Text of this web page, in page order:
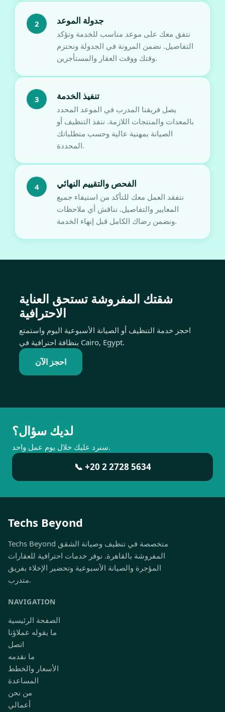
2 جدولة الموعد
نتفق معك على موعد مناسب للخدمة ونؤكد
التفاصيل. نضمن المرونة في الجدولة ونحترم
وقتك ووقت العقار والمستأجرين.
3 تنفيذ الخدمة
يصل فريقنا المدرب في الموعد المحدد
بالمعدات والمنتجات اللازمة. ننفذ التنظيف أو
الصيانة بمهنية عالية وحسب متطلباتك
المحددة.
4 الفحص والتقييم النهائي
نتفقد العمل معك للتأكد من استيفاء جميع
المعايير والتفاصيل. نناقش أي ملاحظات
ونضمن رضاك الكامل قبل إنهاء الخدمة.
شقتك المفروشة تستحق العناية
الاحترافية
احجز خدمة التنظيف أو الصيانة الأسبوعية اليوم واستمتع
بنظافة احترافية في Cairo, Egypt.
احجز الآن
لديك سؤال؟
سنرد عليك خلال يوم عمل واحد.
📞 +20 2 2728 5634
Techs Beyond
Techs Beyond متخصصة في تنظيف وصيانة الشقق
المفروشة بالقاهرة. نوفر خدمات احترافية للعقارات
المؤجرة والصيانة الأسبوعية وتحضير الإخلاء بفريق
متدرب.
NAVIGATION
الصفحة الرئيسية
ما يقوله عملاؤنا
اتصل
ما نقدمه
الأسعار والخطط
المساعدة
من نحن
أعمالي